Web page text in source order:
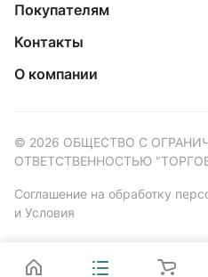
Покупателям
Контакты
О компании
© 2026 ОБЩЕСТВО С
ОТВЕТСТВЕННОСТЬЮ
Соглашение на обработку
и Условия